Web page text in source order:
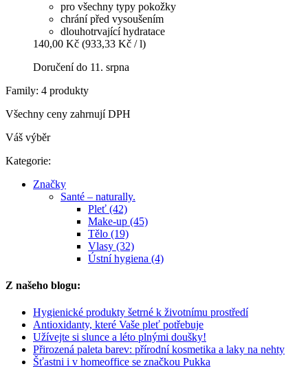
pro všechny typy pokožky
chrání před vysoušením
dlouhotrvající hydratace
140,00 Kč (933,33 Kč / l)
Doručení do 11. srpna
Family: 4 produkty
Všechny ceny zahrnují DPH
Váš výběr
Kategorie:
Značky
Santé – naturally.
Pleť (42)
Make-up (45)
Tělo (19)
Vlasy (32)
Ústní hygiena (4)
Z našeho blogu:
Hygienické produkty šetrné k životnímu prostředí
Antioxidanty, které Vaše pleť potřebuje
Užívejte si slunce a léto plnými doušky!
Přirozená paleta barev: přírodní kosmetika a laky na nehty
Šťastni i v homeoffice se značkou Pukka